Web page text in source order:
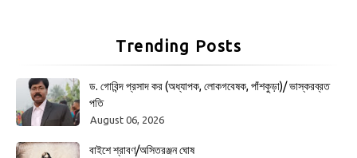
Trending Posts
ড. গোবিন্দ প্রসাদ কর (অধ্যাপক, লোকগবেষক, পাঁশকুড়া)/ ভাস্করব্রত
পতি
August 06, 2026
বাইশে শ্রাবণ/অসিতরঞ্জন ঘোষ